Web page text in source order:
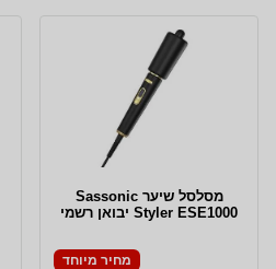
‏מסלסל שיער Sassonic
Styler ESE1000 יבואן רשמי
מחיר מיוחד